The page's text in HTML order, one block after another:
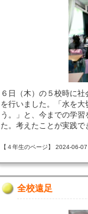
６日（木）の５校時に
を行いました。「水を
う。」と、今までの学
た。考えたことが実践で
【４年生のページ】 2024-06-
全校遠足